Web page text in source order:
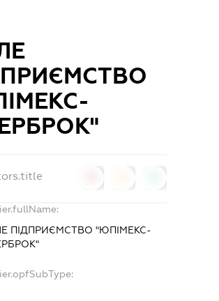
ПІДПРИЄМСТВО "ЮПІМЕКС-